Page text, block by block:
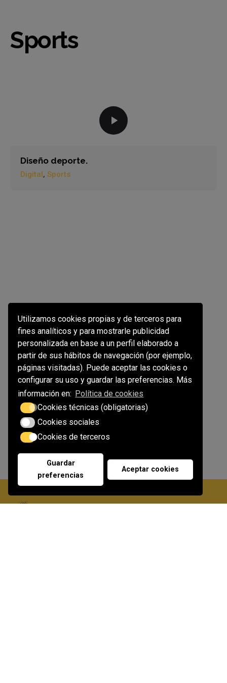
Sports
Diseño deporte.
Digital Sports
Utilizamos cookies propias y de terceros para
fines analíticos y para mostrarle publicidad
personalizada en base a un perfil elaborado a
partir de sus hábitos de navegación (por ejemplo,
páginas visitadas). Puede aceptar las cookies o
configurar su uso y guardar las preferencias. Más
información en: Política de cookies
Cookies técnicas (obligatorias)
Cookies sociales
Cookies de terceros
Guardar
preferencias
Aceptar cookies